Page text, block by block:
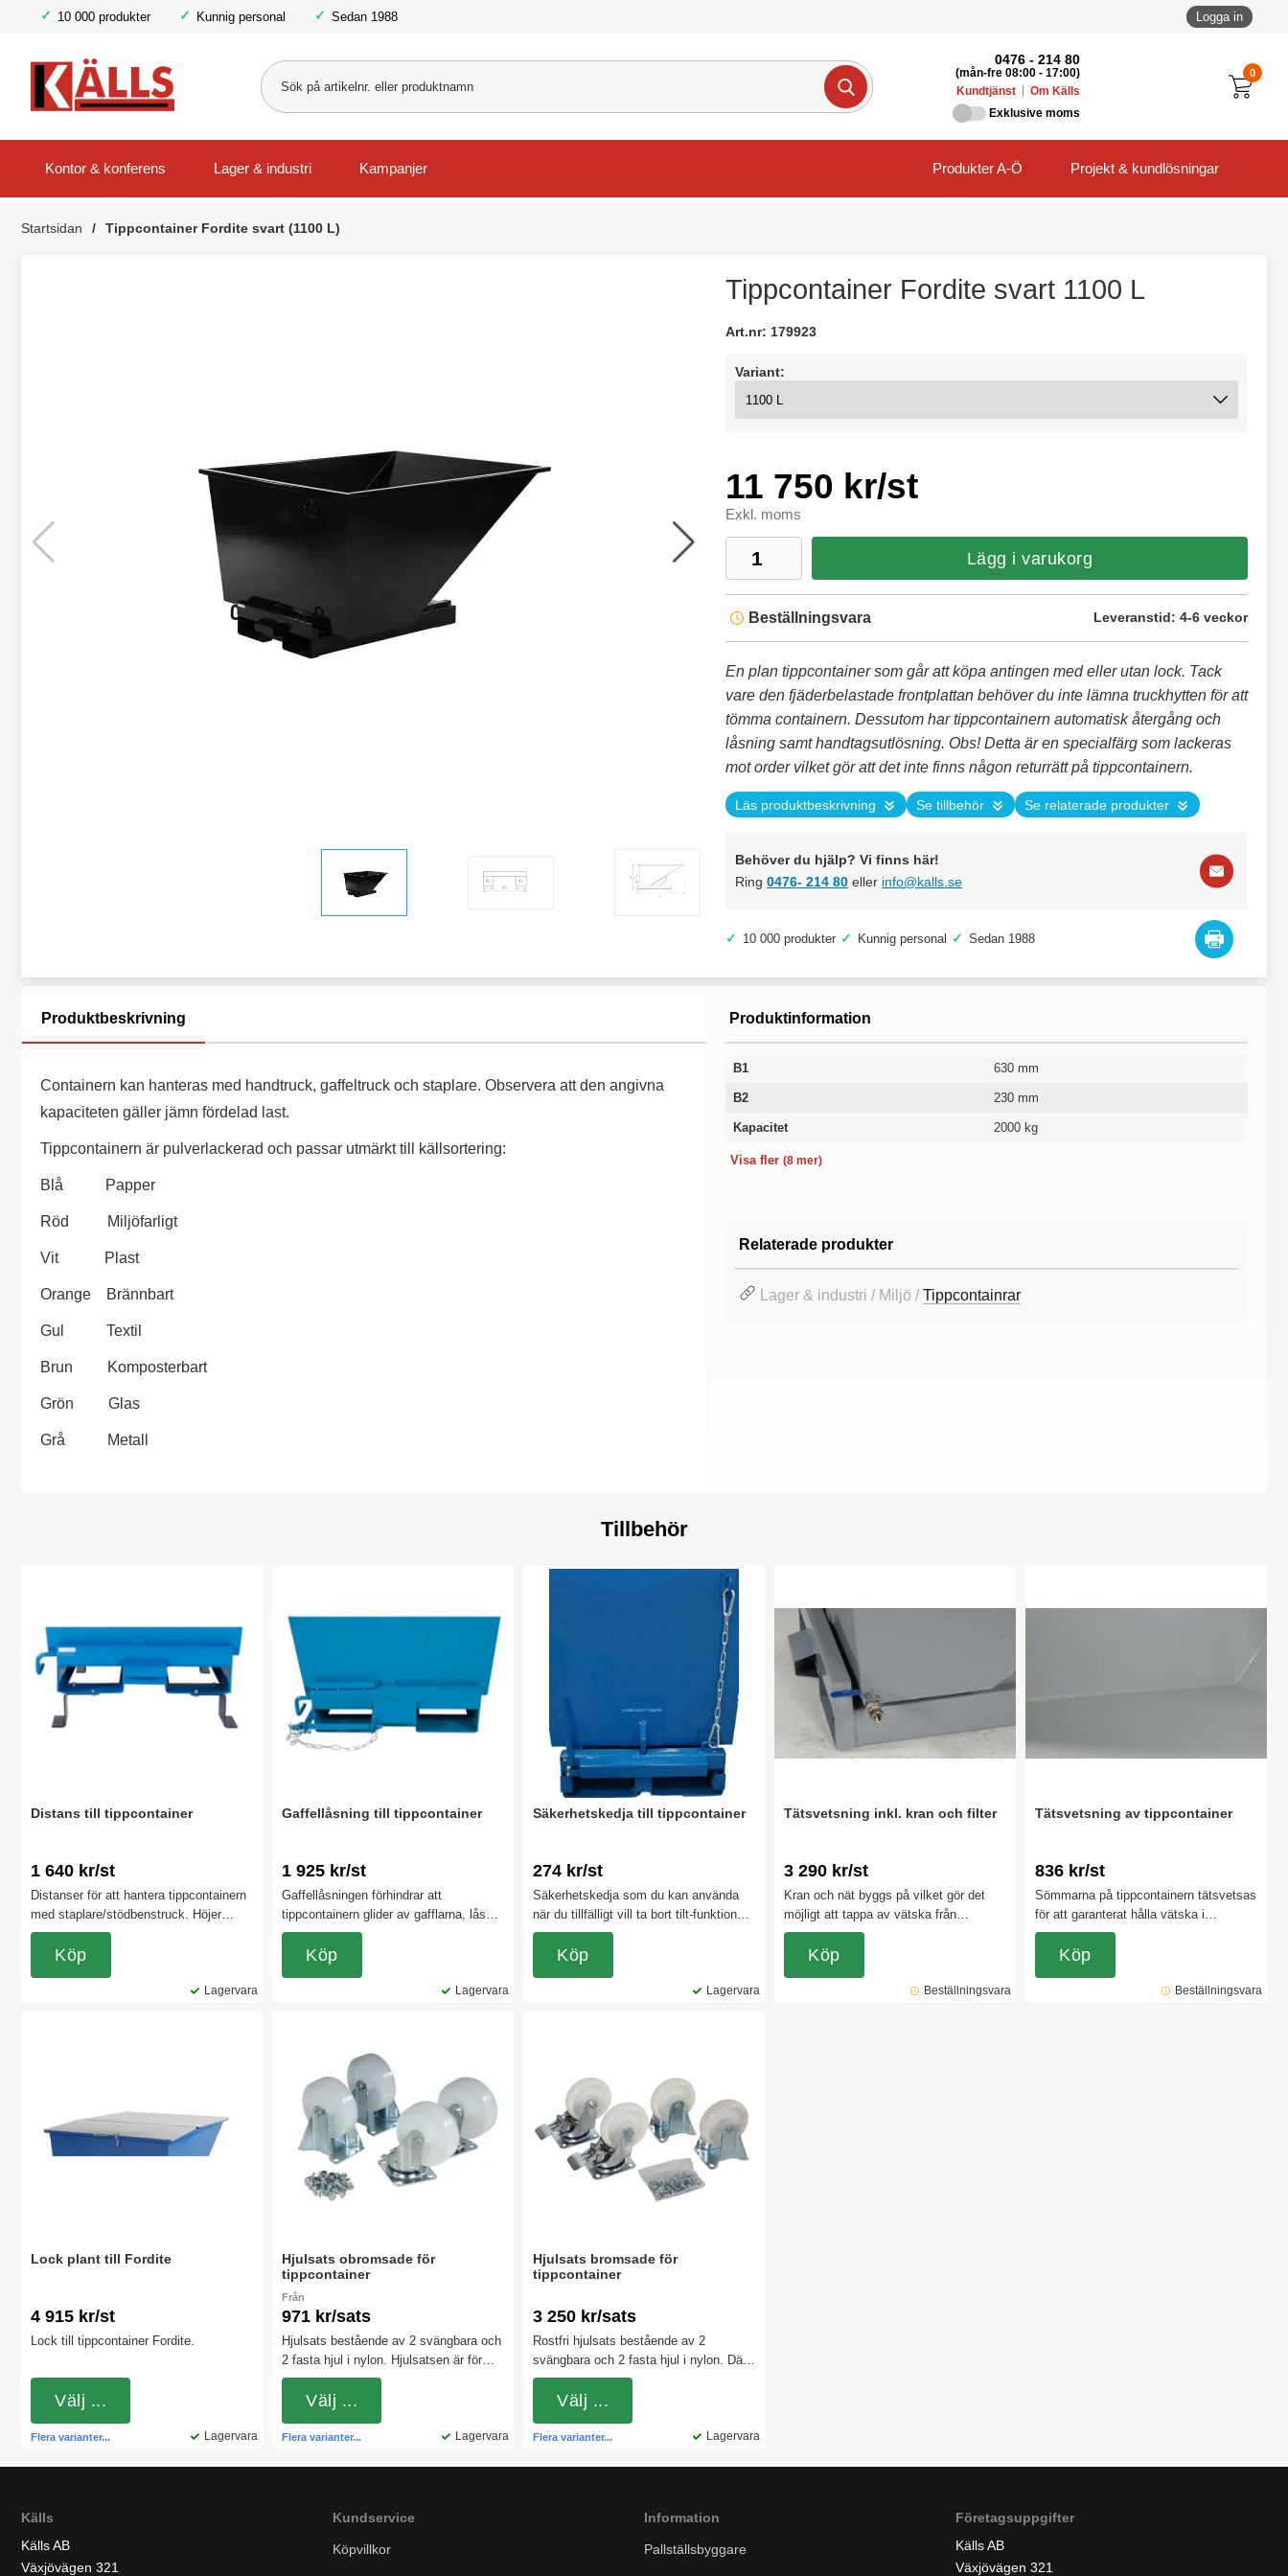
10 000 produkter Kunnig personal Sedan 1988 Logga in
0
0476 - 214 80
(mån-fre 08:00 - 17:00)
Kundtjänst
Om Källs
Exklusive moms
Kontor & konferens Lager & industri Kampanjer Produkter A-Ö Projekt & kundlösningar
Startsidan Tippcontainer Fordite svart (1100 L)
Tippcontainer Fordite svart 1100 L
Art.nr: 179923
Variant:
11 750 kr/st
Exkl. moms
Lägg i varukorg
Beställningsvara Leveranstid: 4-6 veckor
En plan tippcontainer som går att köpa antingen med eller utan lock. Tack
vare den fjäderbelastade frontplattan behöver du inte lämna truckhytten för att
tömma containern. Dessutom har tippcontainern automatisk återgång och
låsning samt handtagsutlösning. Obs! Detta är en specialfärg som lackeras
mot order vilket gör att det inte finns någon returrätt på tippcontainern.
Läs produktbeskrivning Se tillbehör Se relaterade produkter
Behöver du hjälp? Vi finns här!
Ring 0476- 214 80 eller info@kalls.se
✓ 10 000 produkter ✓ Kunnig personal ✓ Sedan 1988
Produktbeskrivning
Containern kan hanteras med handtruck, gaffeltruck och staplare. Observera att den angivna
kapaciteten gäller jämn fördelad last.
Tippcontainern är pulverlackerad och passar utmärkt till källsortering:
Blå Papper
Röd Miljöfarligt
Vit Plast
Orange Brännbart
Gul Textil
Brun Komposterbart
Grön Glas
Grå Metall
Produktinformation
B1 630 mm
B2 230 mm
Kapacitet
2000 kg
Visa fler (8 mer)
Relaterade produkter
Lager & industri / Miljö /Tippcontainrar
Tillbehör
Distans till tippcontainer
1 640 kr/st
Distanser för att hantera tippcontainern
med staplare/stödbenstruck. Höjer
lådan med 110 mm.
Lagervara
Köp
Gaffellåsning till tippcontainer
1 925 kr/st
Gaffellåsningen förhindrar att
tippcontainern glider av gafflarna, låser
med en sprint bakom hälen på gaffeln.
Fungerar på tippcontainers från 600 liter
och uppåt vid standard gaffellängder på
Lagervara
Köp
Säkerhetskedja till tippcontainer
274 kr/st
Säkerhetskedja som du kan använda
när du tillfälligt vill ta bort tilt-funktionen
på tippcontainern.
Lagervara
Köp
Tätsvetsning inkl. kran och filter
3 290 kr/st
Kran och nät byggs på vilket gör det
möjligt att tappa av vätska från
containern utan att tippa den.
Sömmarna på tippcontainern tätsvetsas
för att garanterat hålla vätska i
containern. Obs! Detta tillbehör gör att
Beställningsvara
Köp
Tätsvetsning av tippcontainer
836 kr/st
Sömmarna på tippcontainern tätsvetsas
för att garanterat hålla vätska i
containern. Obs! Detta tillbehör gör att
det inte finns någon returrätt på
tippcontainern.
Beställningsvara
Köp
Lock plant till Fordite
4 915 kr/st
Lock till tippcontainer Fordite.
Lagervara
Flera varianter...
Välj ...
Hjulsats obromsade för
tippcontainer
Från
971 kr/sats
Hjulsats bestående av 2 svängbara och
2 fasta hjul i nylon. Hjulsatsen är för
montering direkt under gaffeltunnlarna
på våra tippcontainrar. Nylonhjulen är
hårda och rullar lätt även vid tyngre
belastningar.
Lagervara
Flera varianter...
Välj ...
Hjulsats bromsade för
tippcontainer
3 250 kr/sats
Rostfri hjulsats bestående av 2
svängbara och 2 fasta hjul i nylon. Där
de svängbara är försedda med broms.
Hjulsatsen är för montering direkt under
gaffeltunnlarna på våra tippcontainrar.
Nylonhjulen är hårda och rullar lätt även
Lagervara
Flera varianter...
Välj ...
Källs
Källs AB
Växjövägen 321
Kundservice
Köpvillkor
Information
Pallställsbyggare
Företagsuppgifter
Källs AB
Växjövägen 321